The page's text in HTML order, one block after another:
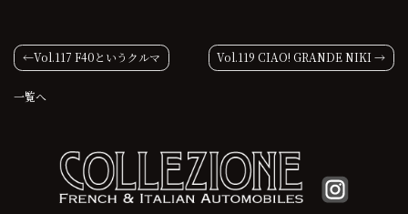
投
稿
Vol.117 F40というクルマ Vol.119 CIAO! GRANDE NIKI
一覧へ